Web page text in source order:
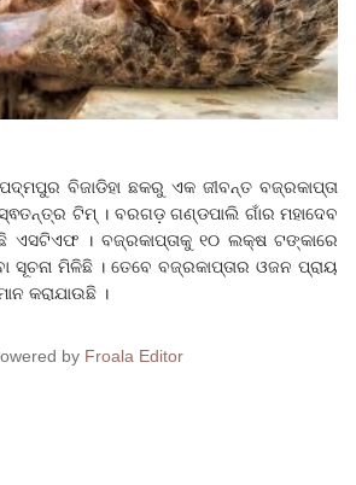
ବିଜାଡିହା ଛକରୁ ଏକ ଜୀବନ୍ତ ବଜ୍ରକାପ୍ତା
ଟିମ୍ । ବରଗଡ଼ ଗଣ୍ଡପାଲି ଗାଁର ମହାଦେବ
। ବଜ୍ରକାପ୍ତାକୁ ୧୦ ଲକ୍ଷ ଟଙ୍କାରେ
ମିଳିଛି । ତେବେ ବଜ୍ରକାପ୍ତାର ଓଜନ ପ୍ରାୟ
କରାଯାଉଛି ।
by Froala Editor